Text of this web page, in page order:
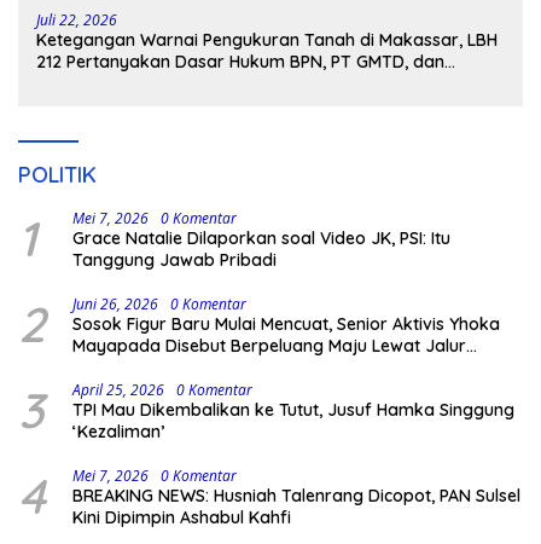
Juli 22, 2026
Ketegangan Warnai Pengukuran Tanah di Makassar, LBH
212 Pertanyakan Dasar Hukum BPN, PT GMTD, dan
POLITIK
1 Mei 7, 2026 0 Komentar
Grace Natalie Dilaporkan soal Video JK, PSI: Itu
Tanggung Jawab Pribadi
2 Juni 26, 2026 0 Komentar
Sosok Figur Baru Mulai Mencuat, Senior Aktivis Yhoka
Mayapada Disebut Berpeluang Maju Lewat Jalur
3 April 25, 2026 0 Komentar
TPI Mau Dikembalikan ke Tutut, Jusuf Hamka Singgung
‘Kezaliman’
4 Mei 7, 2026 0 Komentar
BREAKING NEWS: Husniah Talenrang Dicopot, PAN Sulsel
Kini Dipimpin Ashabul Kahfi